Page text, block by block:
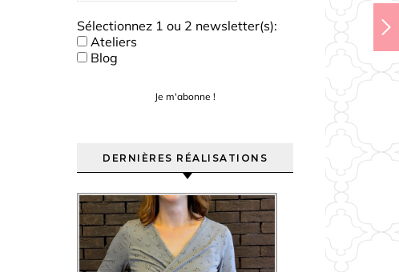
Sélectionnez 1 ou 2 newsletter(s):
Ateliers
Blog
DERNIÈRES RÉALISATIONS